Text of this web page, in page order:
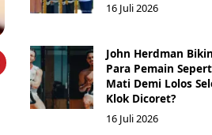
16 Juli 2026
John Herdman
Para Pemain
Mati Demi Lolos
Klok Dicoret?
16 Juli 2026